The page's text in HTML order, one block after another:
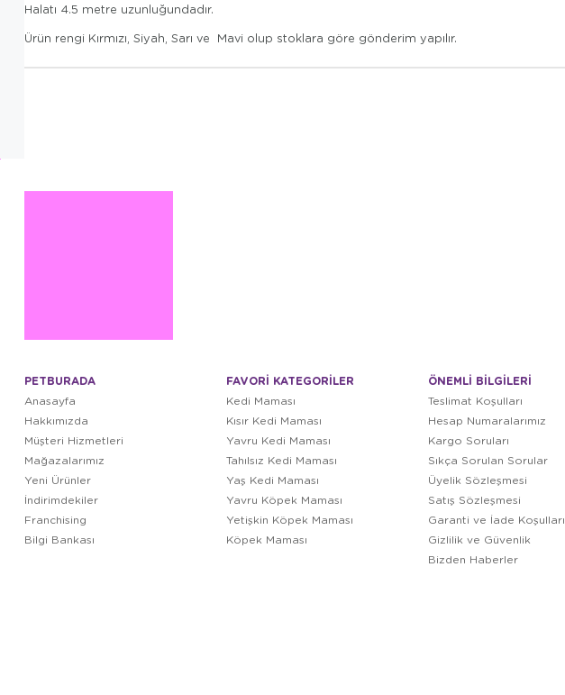
Halatı 4.5 metre uzunluğundadır.
Ürün rengi Kırmızı, Siyah, Sarı ve Mavi olup stoklara göre gönderim yapılır.
PETBURADA
Anasayfa
Hakkımızda
Müşteri Hizmetleri
Mağazalarımız
Yeni Ürünler
İndirimdekiler
Franchising
Bilgi Bankası
FAVORİ KATEGORİLER
Kedi Maması
Kısır Kedi Maması
Yavru Kedi Maması
Tahılsız Kedi Maması
Yaş Kedi Maması
Yavru Köpek Maması
Yetişkin Köpek Maması
Köpek Maması
ÖNEMLİ BİLGİLERİ
Teslimat Koşulları
Hesap Numaralarımız
Kargo Soruları
Sıkça Sorulan Sorular
Üyelik Sözleşmesi
Satış Sözleşmesi
Garanti ve İade Koşulları
Gizlilik ve Güvenlik
Bizden Haberler